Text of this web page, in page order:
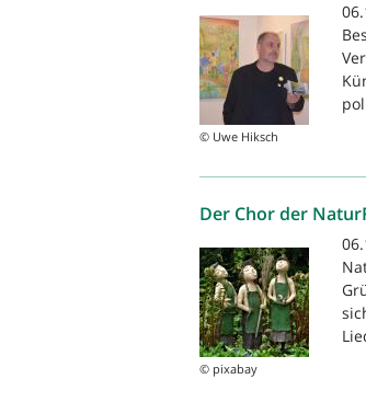
© Uwe Hiksch
Der Chor der
© pixabay